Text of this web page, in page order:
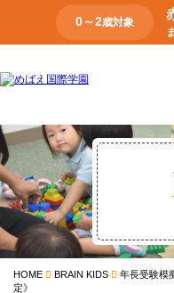
0～2歳対象
HOME BRAIN KIDS
年長受験模
定》